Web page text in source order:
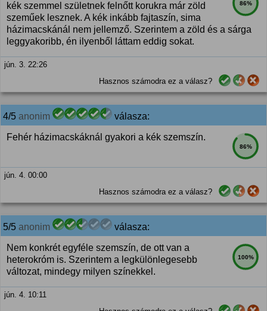
86%
kék szemmel születnek felnőtt korukra már zöld
szeműek lesznek. A kék inkább fajtaszín, sima
házimacskánál nem jellemző. Szerintem a zöld és a sárga
leggyakoribb, én ilyenből láttam eddig sokat.
jún. 3. 22:26
Hasznos számodra ez a válasz?
4/5 anonim válasza:
86%
Fehér házimacskáknál gyakori a kék szemszín.
jún. 4. 00:00
Hasznos számodra ez a válasz?
5/5 anonim válasza:
100%
Nem konkrét egyféle szemszín, de ott van a
heterokróm is. Szerintem a legkülönlegesebb
változat, mindegy milyen színekkel.
jún. 4. 10:11